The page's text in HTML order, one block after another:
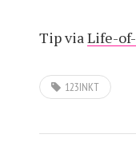
Tip via Life-
123INKT